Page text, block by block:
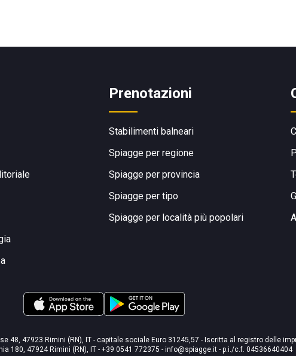
Prenotazioni
Stabilimenti balneari
Spiagge per regione
Spiagge per provincia
Spiagge per tipo
Spiagge per località più popolari
48, 47923 Rimini (RN), IT - capitale sociale Euro 31245,57 - Iscritta al registro delle
180, 47924 Rimini (RN), IT - +39 0541 772375 - info@spiagge.it - p.i./c.f. 04536640404